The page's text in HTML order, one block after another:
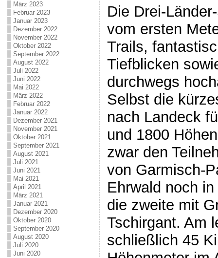
März 2023
Februar 2023
Januar 2023
Dezember 2022
November 2022
Oktober 2022
September 2022
August 2022
Juli 2022
Juni 2022
Mai 2022
März 2022
Februar 2022
Januar 2022
Dezember 2021
November 2021
Oktober 2021
September 2021
August 2021
Juli 2021
Juni 2021
Mai 2021
April 2021
März 2021
Januar 2021
Dezember 2020
Oktober 2020
September 2020
August 2020
Juli 2020
Juni 2020
Die Drei-
vom ersten
Trails,
Tiefblicken
durchwegs
Selbst die
nach Landeck
und 1800
zwar den
von Garmisch-
Ehrwald noch
die zweite mit
Tschirgant. Am
schließlich 45